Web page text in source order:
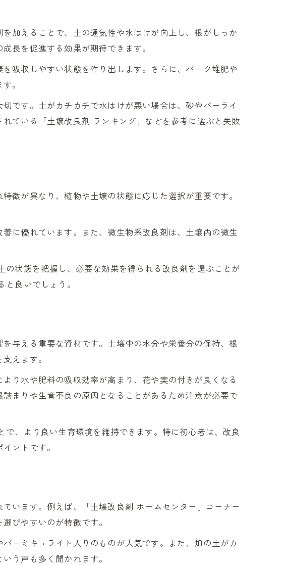
方法
方
用法
き出す
となる理由
対策法
える工夫
び方
避
タイミング
策方法
意点
い分け術
ト
践ポイント
質改善
的な手順
加えることで、土の通気性や水はけが向上し、根がしっか
長を促進する効果が期待できます。
吸収しやすい状態を作り出します。さらに、バーク堆肥や
。
です。土がカチカチで水はけが悪い場合は、砂やパーライ
ている「土壌改良剤 ランキング」などを参考に選ぶと失敗
徴が異なり、植物や土壌の状態に応じた選択が重要です。
に優れています。また、微生物系改良剤は、土壌内の微生
状態を把握し、必要な効果を得られる改良剤を選ぶことが
良いでしょう。
与える重要な資材です。土壌中の水分や栄養分の保持、根
えます。
り水や肥料の吸収効率が高まり、花や実の付きが良くなる
まりや生育不良の原因となることがあるため注意が必要で
、より良い生育環境を維持できます。特に初心者は、改良
ントです。
います。例えば、「土壌改良剤 ホームセンター」コーナー
びやすいのが特徴です。
ーミキュライト入りのものが人気です。また、畑の土がカ
う声も多く聞かれます。